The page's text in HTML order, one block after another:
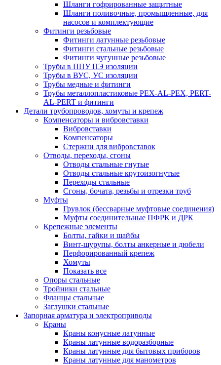
Шланги гофрированные защитные
Шланги поливочные, промышленные, для
насосов и комплектующие
Фитинги резьбовые
Фитинги латунные резьбовые
Фитинги стальные резьбовые
Фитинги чугунные резьбовые
Трубы в ППУ ПЭ изоляции
Трубы в ВУС, УС изоляции
Трубы медные и фитинги
Трубы металлопластиковые PEX-AL-PEX, PERT-
AL-PERT и фитинги
Детали трубопроводов, хомуты и крепеж
Компенсаторы и вибровставки
Вибровставки
Компенсаторы
Стержни для вибровставок
Отводы, переходы, сгоны
Отводы стальные гнутые
Отводы стальные крутоизогнутые
Переходы стальные
Сгоны, бочата, резьбы и отрезки труб
Муфты
Грувлок (бессварные муфтовые соединения)
Муфты соединительные ПФРК и ДРК
Крепежные элементы
Болты, гайки и шайбы
Винт-шурупы, болты анкерные и дюбели
Перфорированный крепеж
Хомуты
Показать все
Опоры стальные
Тройники стальные
Фланцы стальные
Заглушки стальные
Запорная арматура и электроприводы
Краны
Краны конусные латунные
Краны латунные водоразборные
Краны латунные для бытовых приборов
Краны латунные для манометров